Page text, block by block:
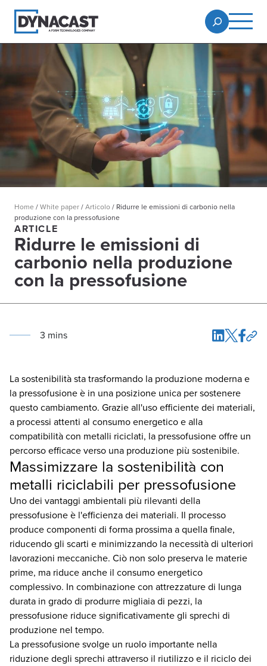
Home /White paper/Articolo/ Ridurre le emissioni di carbonio nella
produzione con la pressofusione
ARTICLE
Ridurre le emissioni di
carbonio nella produzione
con la pressofusione
3 mins
La sostenibilità sta trasformando la produzione moderna e
la pressofusione è in una posizione unica per sostenere
questo cambiamento. Grazie all'uso efficiente dei materiali,
a processi attenti al consumo energetico e alla
compatibilità con metalli riciclati, la pressofusione offre un
percorso efficace verso una produzione più sostenibile.
Massimizzare la sostenibilità con
metalli riciclabili per pressofusione
Uno dei vantaggi ambientali più rilevanti della
pressofusione è l'efficienza dei materiali. Il processo
produce componenti di forma prossima a quella finale,
riducendo gli scarti e minimizzando la necessità di ulteriori
lavorazioni meccaniche. Ciò non solo preserva le materie
prime, ma riduce anche il consumo energetico
complessivo. In combinazione con attrezzature di lunga
durata in grado di produrre migliaia di pezzi, la
pressofusione riduce significativamente gli sprechi di
produzione nel tempo.
La pressofusione svolge un ruolo importante nella
riduzione degli sprechi attraverso il riutilizzo e il riciclo dei